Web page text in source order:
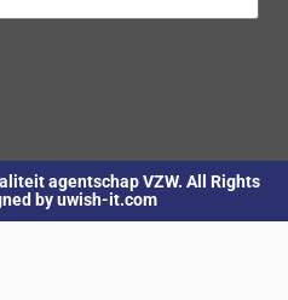
agentschap VZW. All Rights
by uwish-it.com